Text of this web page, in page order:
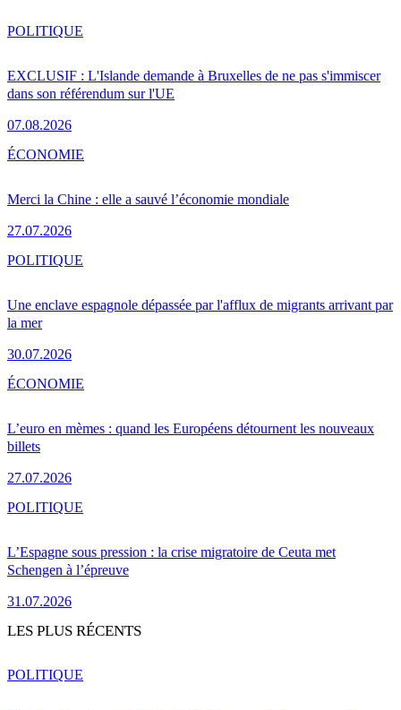
EXCLUSIF : L'Islande demande à Bruxelles de ne pas s'immiscer
dans son référendum sur l'UE
07.08.2026
POLITIQUE
Merci la Chine : elle a sauvé l’économie mondiale
27.07.2026
ÉCONOMIE
Une enclave espagnole dépassée par l'afflux de migrants arrivant par
la mer
30.07.2026
POLITIQUE
L’euro en mèmes : quand les Européens détournent les nouveaux
billets
27.07.2026
ÉCONOMIE
L’Espagne sous pression : la crise migratoire de Ceuta met
Schengen à l’épreuve
31.07.2026
POLITIQUE
LES PLUS RÉCENTS
POLITIQUE